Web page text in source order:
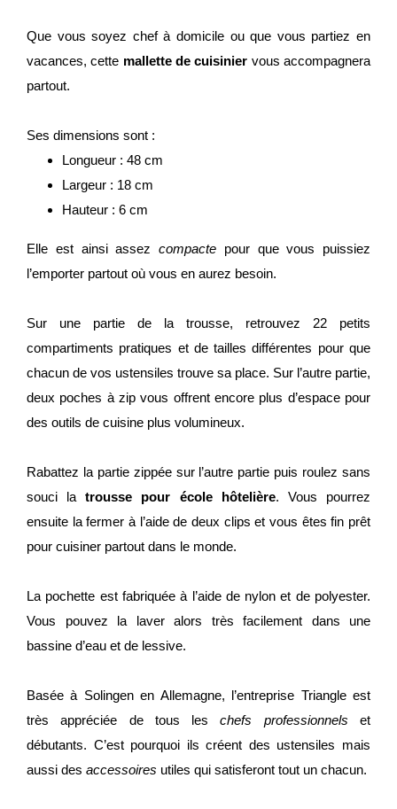
Que vous soyez chef à domicile ou que vous partiez en
vacances, cette mallette de cuisinier vous accompagnera
partout.
Ses dimensions sont :
Longueur : 48 cm
Largeur : 18 cm
Hauteur : 6 cm
Elle est ainsi assez compacte pour que vous puissiez
l’emporter partout où vous en aurez besoin.
Sur une partie de la trousse, retrouvez 22 petits
compartiments pratiques et de tailles différentes pour que
chacun de vos ustensiles trouve sa place. Sur l’autre partie,
deux poches à zip vous offrent encore plus d’espace pour
des outils de cuisine plus volumineux.
Rabattez la partie zippée sur l’autre partie puis roulez sans
souci latrousse pour école hôtelière. Vous pourrez
ensuite la fermer à l’aide de deux clips et vous êtes fin prêt
pour cuisiner partout dans le monde.
La pochette est fabriquée à l’aide de nylon et de polyester.
Vous pouvez la laver alors très facilement dans une
bassine d’eau et de lessive.
Basée à Solingen en Allemagne, l’entreprise Triangle est
très appréciée de tous leschefs professionnels et
débutants. C’est pourquoi ils créent des ustensiles mais
aussi des accessoires utiles qui satisferont tout un chacun.